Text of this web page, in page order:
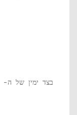
3. בצד ימין של ה-